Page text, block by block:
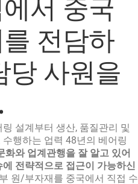
용
소개
전담하
당 사원을
설계부터 생산, 품질관리 및
행하는 업력 48년의 베어링
화와 업계관행을 잘 알고 있어
전략적으로 접근이 가능하신
원/부자재를 중국에서 직접 수